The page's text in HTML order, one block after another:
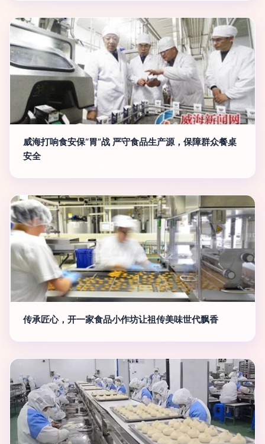
威海打响食安保“胃”战 严守食品生产源，保障群众餐桌
安全
传承匠心，开一家食品小作坊让祖传美味世代飘香